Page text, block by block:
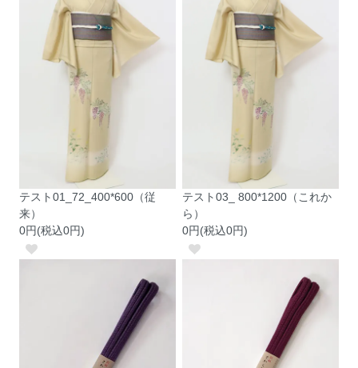
テスト01_72_400*600（従
来）
0円(税込0円)
テスト03_ 800*1200（これか
ら）
0円(税込0円)